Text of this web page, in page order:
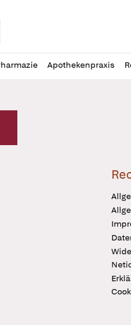
Apothekenpraxis
Verlag Logo